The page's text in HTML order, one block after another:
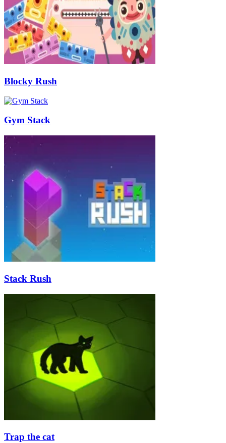
Blocky Rush
Gym Stack
Stack Rush
Trap the cat